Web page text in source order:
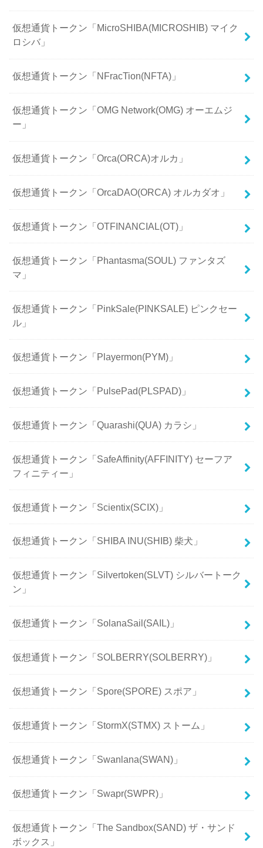
仮想通貨トークン「MicroSHIBA(MICROSHIB) マイク
ロシバ」
仮想通貨トークン「NFracTion(NFTA)」
仮想通貨トークン「OMG Network(OMG) オーエムジ
ー」
仮想通貨トークン「Orca(ORCA)オルカ」
仮想通貨トークン「OrcaDAO(ORCA) オルカダオ」
仮想通貨トークン「OTFINANCIAL(OT)」
仮想通貨トークン「Phantasma(SOUL) ファンタズ
マ」
仮想通貨トークン「PinkSale(PINKSALE) ピンクセー
ル」
仮想通貨トークン「Playermon(PYM)」
仮想通貨トークン「PulsePad(PLSPAD)」
仮想通貨トークン「Quarashi(QUA) カラシ」
仮想通貨トークン「SafeAffinity(AFFINITY) セーフア
フィニティー」
仮想通貨トークン「Scientix(SCIX)」
仮想通貨トークン「SHIBA INU(SHIB) 柴犬」
仮想通貨トークン「Silvertoken(SLVT) シルバートーク
ン」
仮想通貨トークン「SolanaSail(SAIL)」
仮想通貨トークン「SOLBERRY(SOLBERRY)」
仮想通貨トークン「Spore(SPORE) スポア」
仮想通貨トークン「StormX(STMX) ストーム」
仮想通貨トークン「Swanlana(SWAN)」
仮想通貨トークン「Swapr(SWPR)」
仮想通貨トークン「The Sandbox(SAND) ザ・サンド
ボックス」